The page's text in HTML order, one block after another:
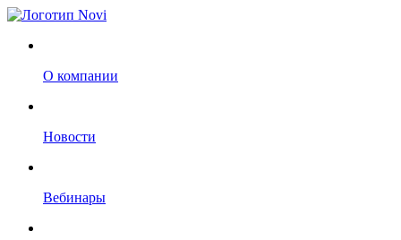
О компании
Новости
Вебинары